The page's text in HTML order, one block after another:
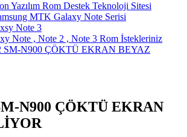
Yazılım Rom Destek Teknoloji Sitesi
MTK Galaxy Note Serisi
Note 3
Note , Note 2 , Note 3 Rom İstekleriniz
SM-N900 ÇÖKTÜ EKRAN BEYAZ
N900 ÇÖKTÜ EKRAN